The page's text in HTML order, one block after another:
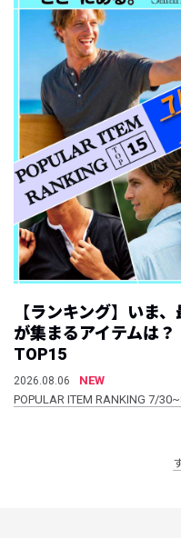
【ランキング】いま
が集まるアイテムは？
TOP15
2026.08.06
NEW
POPULAR ITEM RANKING 7/